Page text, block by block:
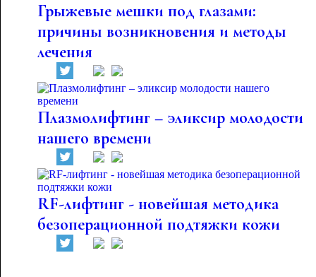
Грыжевые мешки под глазами:
причины возникновения и методы
лечения
Плазмолифтинг – эликсир молодости
нашего времени
RF-лифтинг - новейшая методика
безоперационной подтяжки кожи